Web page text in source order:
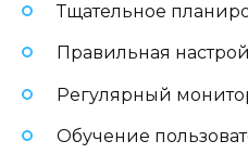
Тщательное
Правильная
Регулярный
Обучение